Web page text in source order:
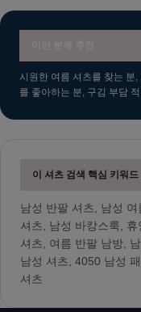
시원한 여름 셔츠를 찾는 분
를 좋아하는 분, 구김 부담
이 셔츠 검색 핵심 키워드
남성 반팔 셔츠, 남성
셔츠, 남성 바캉스룩,
셔츠, 여름 반팔 남방,
남성 셔츠, 4050 남성
셔츠